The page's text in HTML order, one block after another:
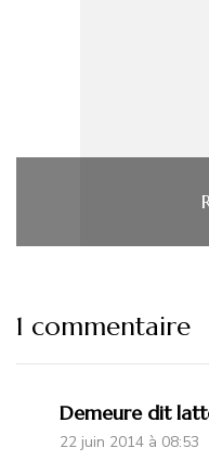
1 commentaire
Demeure dit
22 juin 2014 à 08:53